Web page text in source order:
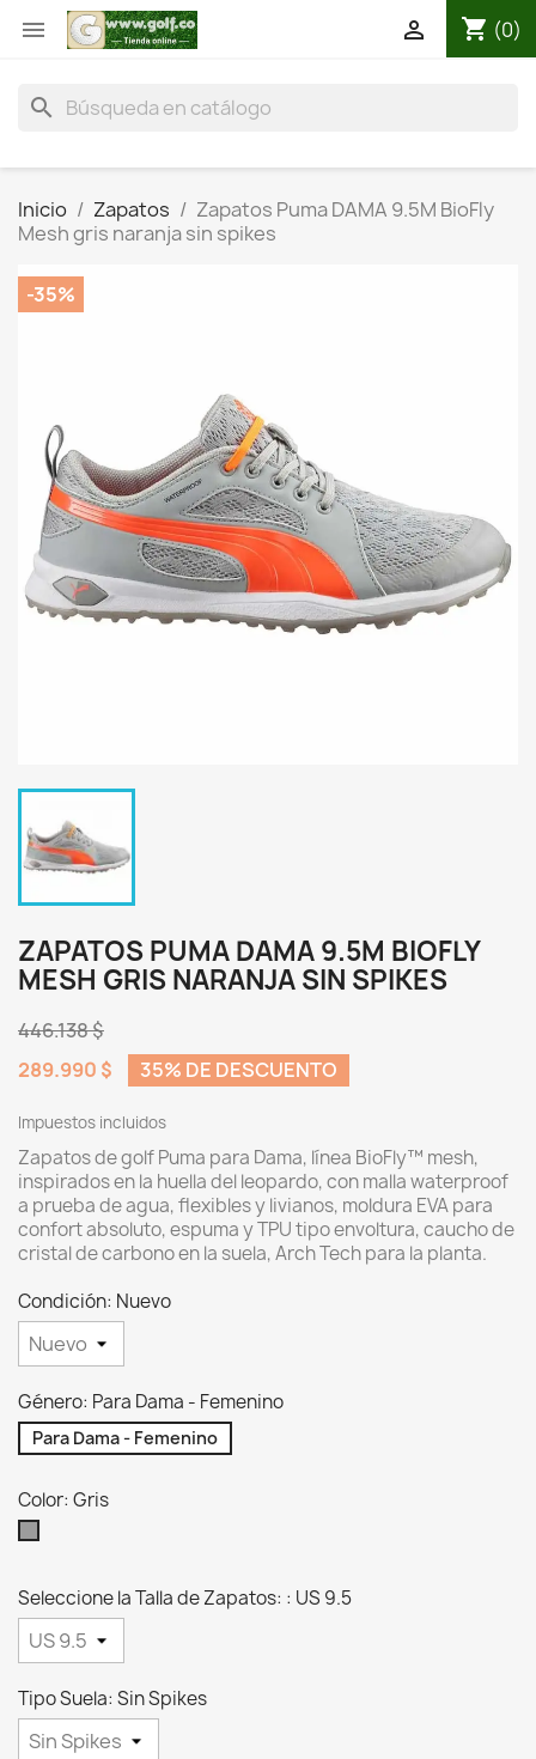
 shopping_cart (0)

search
Inicio Zapatos
Zapatos Puma DAMA 9.5M BioFly
Mesh gris naranja sin spikes
-35%
ZAPATOS PUMA DAMA 9.5M BIOFLY
MESH GRIS NARANJA SIN SPIKES
446.138 $
289.990 $
35% DE DESCUENTO
Impuestos incluidos
Zapatos de golf Puma para Dama, línea BioFly™ mesh,
inspirados en la huella del leopardo, con malla waterproof
a prueba de agua, flexibles y livianos, moldura EVA para
confort absoluto, espuma y TPU tipo envoltura, caucho de
cristal de carbono en la suela, Arch Tech para la planta.
Condición: Nuevo
Género: Para Dama - Femenino
Para Dama - Femenino
Color: Gris
Seleccione la Talla de Zapatos: : US 9.5
Tipo Suela: Sin Spikes